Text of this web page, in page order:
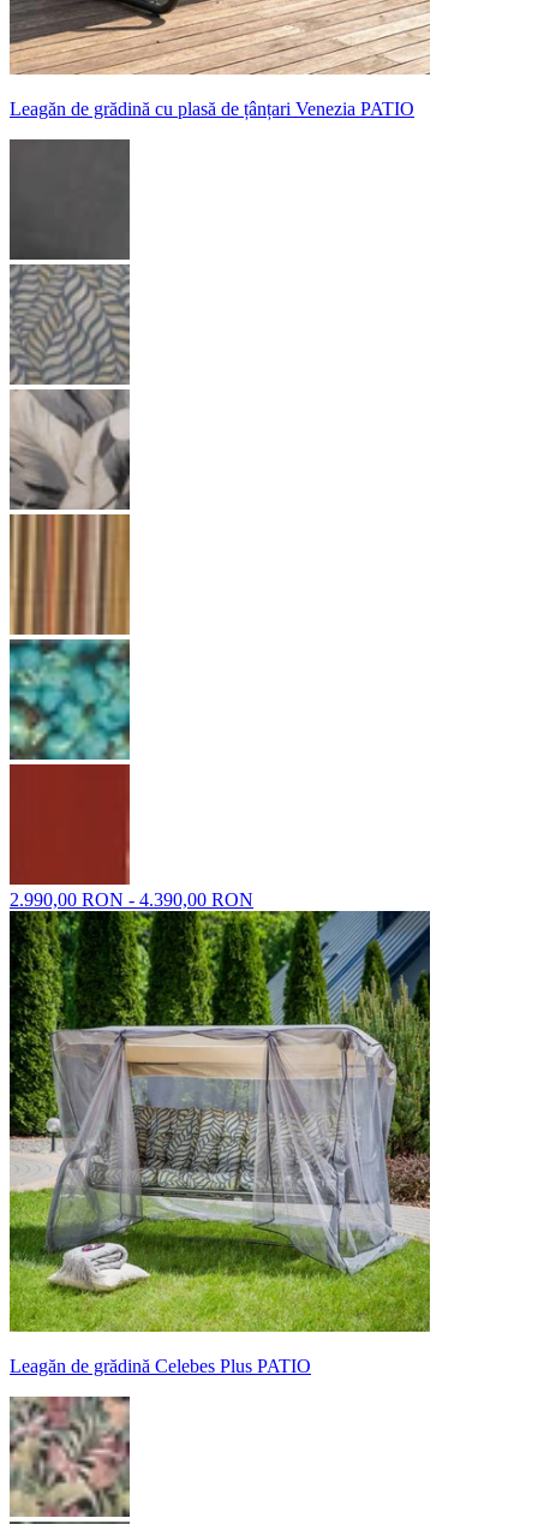
Leagăn de grădină cu plasă de țânțari Venezia PATIO
2.990,00 RON - 4.390,00 RON
Leagăn de grădină Celebes Plus PATIO